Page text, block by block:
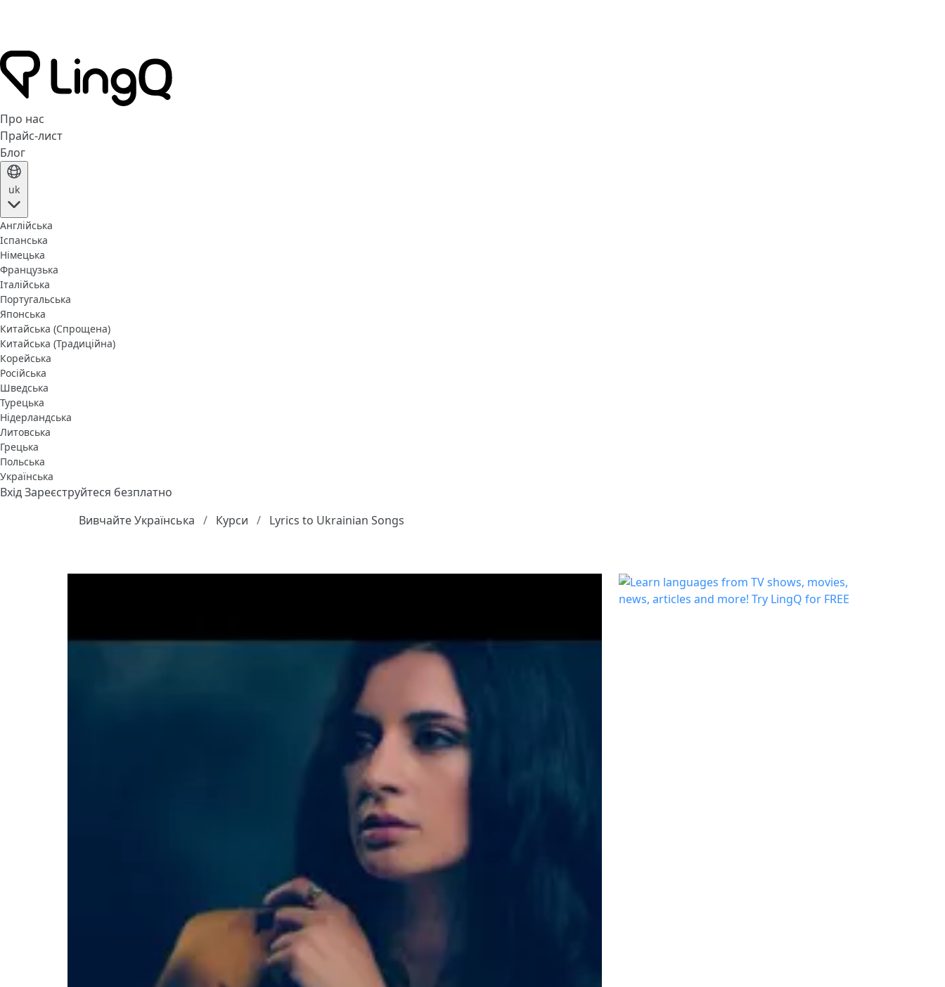
Про нас
Прайс-лист
Блог
uk
Англійська
Іспанська
Німецька
Французька
Італійська
Португальська
Японська
Китайська (Спрощена)
Китайська (Традиційна)
Корейська
Російська
Шведська
Турецька
Нідерландська
Литовська
Грецька
Польська
Українська
ВхідЗареєструйтеся безплатно
Вивчайте Українська
Курси Lyrics to Ukrainian Songs